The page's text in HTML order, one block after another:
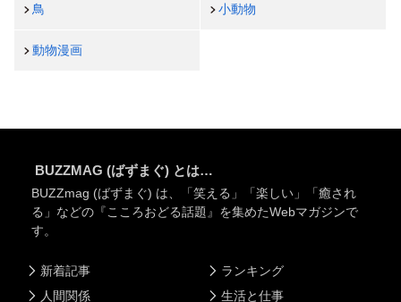
鳥 小動物
動物漫画
BUZZMAG (ばずまぐ) とは…
BUZZmag (ばずまぐ) は、「笑える」「楽しい」「癒され
る」などの『こころおどる話題』を集めたWebマガジンで
す。
新着記事
人間関係
ランキング
生活と仕事